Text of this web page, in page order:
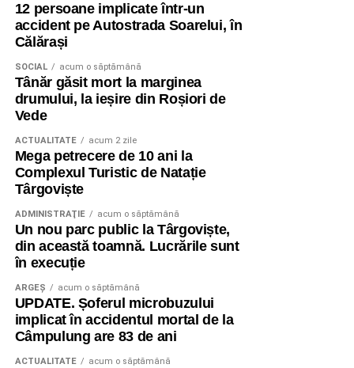
12 persoane implicate într-un
accident pe Autostrada Soarelui, în
Călărași
SOCIAL acum o săptămână
Tânăr găsit mort la marginea
drumului, la ieșire din Roșiori de
Vede
ACTUALITATE acum 2 zile
Mega petrecere de 10 ani la
Complexul Turistic de Natație
Târgoviște
ADMINISTRAŢIE acum o săptămână
Un nou parc public la Târgoviște,
din această toamnă. Lucrările sunt
în execuție
ARGEȘ acum o săptămână
UPDATE. Șoferul microbuzului
implicat în accidentul mortal de la
Câmpulung are 83 de ani
ACTUALITATE acum o săptămână